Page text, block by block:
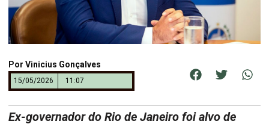
Por Vinicius Gonçalves
15/05/2026 11:07
Ex-governador do Rio de Janeiro foi alvo de